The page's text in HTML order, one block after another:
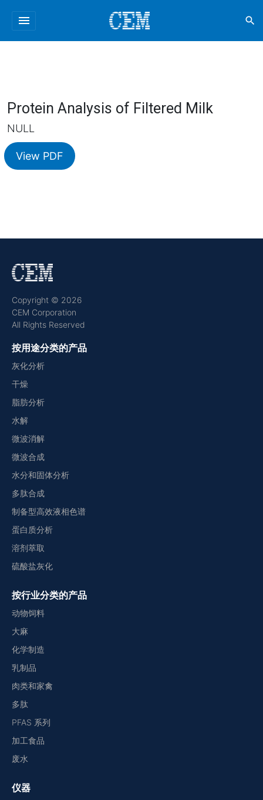
menu search
Protein Analysis of Filtered Milk
NULL
View PDF
Copyright © 2026
CEM Corporation
All Rights Reserved
按用途分类的产品
灰化分析
干燥
脂肪分析
水解
微波消解
微波合成
水分和固体分析
多肽合成
制备型高效液相色谱
蛋白质分析
溶剂萃取
硫酸盐灰化
按行业分类的产品
动物饲料
大麻
化学制造
乳制品
肉类和家禽
多肽
PFAS 系列
加工食品
废水
仪器